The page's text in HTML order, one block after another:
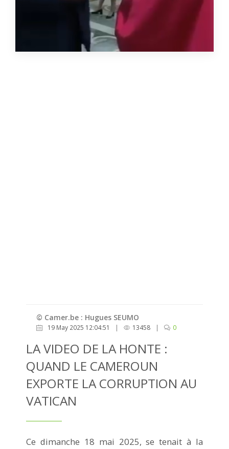
© Camer.be : Hugues SEUMO
19 May 2025 12:04:51 | 13458 | 0
LA VIDEO DE LA HONTE :
QUAND LE CAMEROUN
EXPORTE LA CORRUPTION AU
VATICAN
Ce dimanche 18 mai 2025, se tenait à la